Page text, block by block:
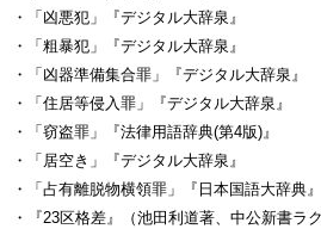
・「凶悪犯」『デジタル大辞泉』
・「粗暴犯」『デジタル大辞泉』
・「凶器準備集合罪」『デジタル大辞泉』
・「住居等侵入罪」『デジタル大辞泉』
・「窃盗罪」『法律用語辞典(第4版)』
・「居空き」『デジタル大辞泉』
・「占有離脱物横領罪」『日本国語大辞典』
・『23区格差』（池田利道著、中公新書ラク